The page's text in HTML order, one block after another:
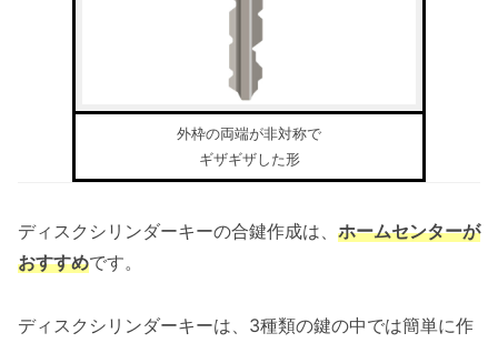
外枠の両端が非対称で
ギザギザした形
ディスクシリンダーキーの合鍵作成は、 ホームセンターが
おすすめです。
ディスクシリンダーキーは、3種類の鍵の中では簡単に作